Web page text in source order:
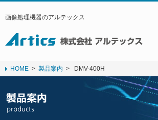
画像処理機器のアルテックス
HOME > 製品案内 > DMV-400H